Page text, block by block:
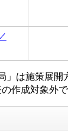
は施策展開
作成対象外で